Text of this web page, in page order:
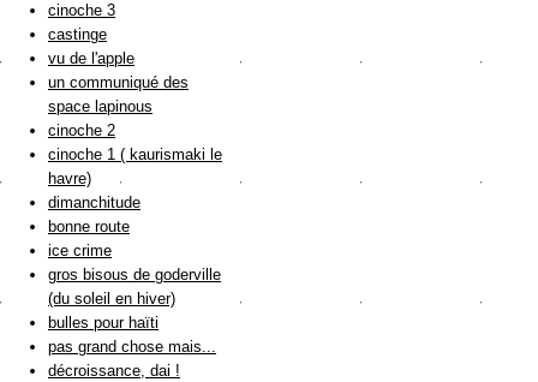
cinoche 3
castinge
vu de l'apple
un communiqué des
space lapinous
cinoche 2
cinoche 1 ( kaurismaki le
havre)
dimanchitude
bonne route
ice crime
gros bisous de goderville
(du soleil en hiver)
bulles pour haïti
pas grand chose mais...
décroissance, dai !